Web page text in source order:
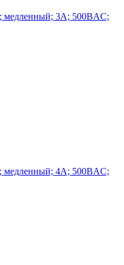
медленный; 3А; 500ВAC;
медленный; 4А; 500ВAC;